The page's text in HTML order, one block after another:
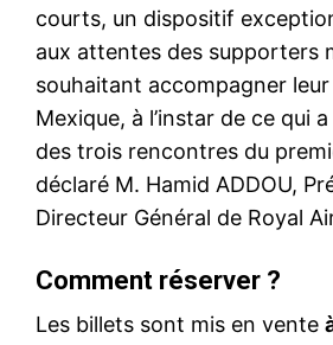
courts, un dispositif
aux attentes des supporters
souhaitant accompagner leur
Mexique, à l’instar de ce qui
des trois rencontres du
déclaré M. Hamid ADDOU,
Directeur Général de Royal
Comment réserver ?
Les billets sont mis en vente